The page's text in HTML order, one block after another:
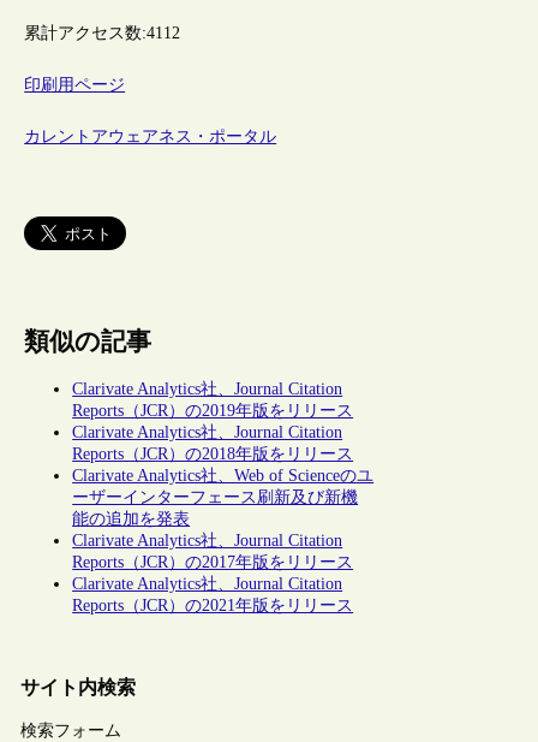
累計アクセス数:4112
印刷用ページ
カレントアウェアネス・ポータル
類似の記事
Clarivate Analytics社、Journal Citation
Reports（JCR）の2019年版をリリース
Clarivate Analytics社、Journal Citation
Reports（JCR）の2018年版をリリース
Clarivate Analytics社、Web of Scienceのユ
ーザーインターフェース刷新及び新機
能の追加を発表
Clarivate Analytics社、Journal Citation
Reports（JCR）の2017年版をリリース
Clarivate Analytics社、Journal Citation
Reports（JCR）の2021年版をリリース
サイト内検索
検索フォーム